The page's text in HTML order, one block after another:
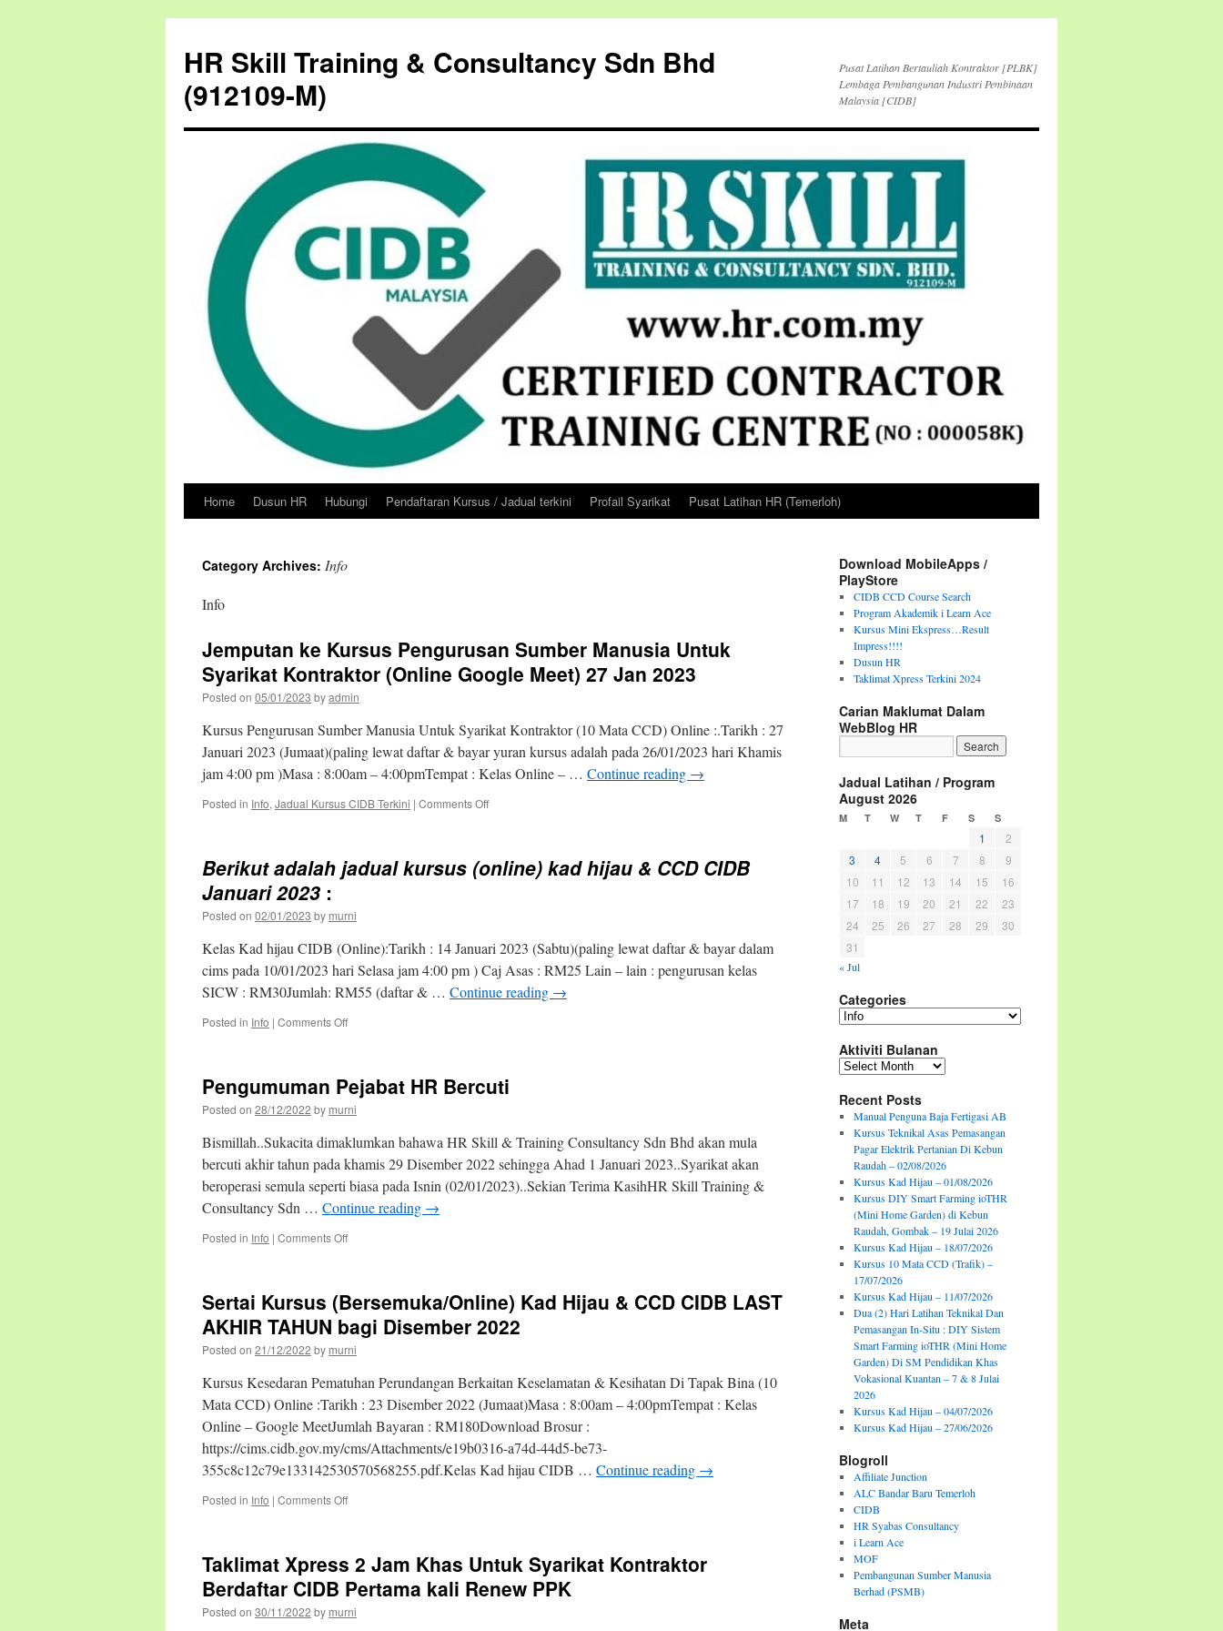
HR Skill Training & Consultancy Sdn Bhd
(912109-M)
Pusat Latihan Bertauliah Kontraktor [PLBK]
Lembaga Pembangunan Industri Pembinaan
Malaysia [CIDB]
Skip
content
Home Dusun HR Hubungi Pendaftaran Kursus / Jadual terkini Profail Syarikat Pusat Latihan HR (Temerloh)
Category Archives: Info
Info
Jemputan ke Kursus Pengurusan Sumber Manusia Untuk
Syarikat Kontraktor (Online Google Meet) 27 Jan 2023
Posted on 05/01/2023 byadmin
Kursus Pengurusan Sumber Manusia Untuk Syarikat Kontraktor (10 Mata CCD) Online :.Tarikh : 27
Januari 2023 (Jumaat)(paling lewat daftar & bayar yuran kursus adalah pada 26/01/2023 hari Khamis
jam 4:00 pm )Masa : 8:00am – 4:00pmTempat : Kelas Online – … Continue reading →
Posted in Info, Jadual Kursus CIDB Terkini | Comments Offon
Pengurusan
Kontraktor
(Online
Google
Meet)
Berikut adalah jadual kursus (online) kad hijau & CCD CIDB
Januari 2023 :
Posted on 02/01/2023 by murni
Kelas Kad hijau CIDB (Online):Tarikh : 14 Januari 2023 (Sabtu)(paling lewat daftar & bayar dalam
cims pada 10/01/2023 hari Selasa jam 4:00 pm ) Caj Asas : RM25 Lain – lain : pengurusan kelas
SICW : RM30Jumlah: RM55 (daftar & … Continue reading →
Posted in Info | Comments Offon
kursus
(online)
kad
hijau
&
CCD
CIDB
Januari
2023
:
Pengumuman Pejabat HR Bercuti
Posted on 28/12/2022 by murni
Bismillah..Sukacita dimaklumkan bahawa HR Skill & Training Consultancy Sdn Bhd akan mula
bercuti akhir tahun pada khamis 29 Disember 2022 sehingga Ahad 1 Januari 2023..Syarikat akan
beroperasi semula seperti biasa pada Isnin (02/01/2023)..Sekian Terima KasihHR Skill Training &
Consultancy Sdn … Continue reading →
Posted in Info | Comments Offon
Bercuti
Sertai Kursus (Bersemuka/Online) Kad Hijau & CCD CIDB LAST
AKHIR TAHUN bagi Disember 2022
Posted on 21/12/2022 by murni
Kursus Kesedaran Pematuhan Perundangan Berkaitan Keselamatan & Kesihatan Di Tapak Bina (10
Mata CCD) Online :Tarikh : 23 Disember 2022 (Jumaat)Masa : 8:00am – 4:00pmTempat : Kelas
Online – Google MeetJumlah Bayaran : RM180Download Brosur :
https://cims.cidb.gov.my/cms/Attachments/e19b0316-a74d-44d5-be73-
355c8c12c79e133142530570568255.pdf.Kelas Kad hijau CIDB … Continue reading →
Posted in Info | Comments Offon
Kad
Hijau
&
CCD
Taklimat Xpress 2 Jam Khas Untuk Syarikat Kontraktor
Berdaftar CIDB Pertama kali Renew PPK
Posted on 30/11/2022 by murni
Download MobileApps /
PlayStore
CIDB CCD Course Search
Program Akademik i Learn Ace
Kursus Mini Ekspress…Result
Impress!!!!
Dusun HR
Taklimat Xpress Terkini 2024
Carian Maklumat Dalam
WebBlog HR
Jadual Latihan / Program
August 2026
M T W T F S S
1
2
3
4 5 6 7 8
9
10
11 12 13 14 15
16
17
18 19 20 21 22
23
24
25 26 27 28 29
30
31
« Jul
Categories
Categories
Aktiviti Bulanan
Aktiviti
Recent Posts
Manual Penguna Baja Fertigasi AB
Kursus Teknikal Asas Pemasangan
Pagar Elektrik Pertanian Di Kebun
Raudah – 02/08/2026
Kursus Kad Hijau – 01/08/2026
Kursus DIY Smart Farming ioTHR
(Mini Home Garden) di Kebun
Raudah, Gombak – 19 Julai 2026
Kursus Kad Hijau – 18/07/2026
Kursus 10 Mata CCD (Trafik) –
17/07/2026
Kursus Kad Hijau – 11/07/2026
Dua (2) Hari Latihan Teknikal Dan
Pemasangan In-Situ : DIY Sistem
Smart Farming ioTHR (Mini Home
Garden) Di SM Pendidikan Khas
Vokasional Kuantan – 7 & 8 Julai
2026
Kursus Kad Hijau – 04/07/2026
Kursus Kad Hijau – 27/06/2026
Blogroll
Affiliate Junction
ALC Bandar Baru Temerloh
CIDB
HR Syabas Consultancy
i Learn Ace
MOF
Pembangunan Sumber Manusia
Berhad (PSMB)
Meta